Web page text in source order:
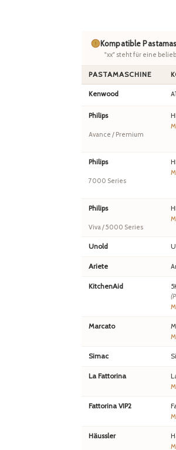
Kompatible
"xx" steht für eine
PASTAMASCHINE
Kenwood
Philips
Avance / Premium
Philips
7000 Series
Philips
Viva / 5000 Series
Unold
Ariete
KitchenAid
Marcato
Simac
La Fattorina
Fattorina VIP2
Häussler